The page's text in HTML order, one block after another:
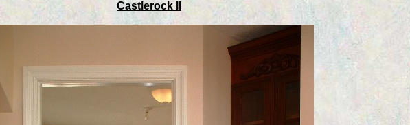
Castlerock II